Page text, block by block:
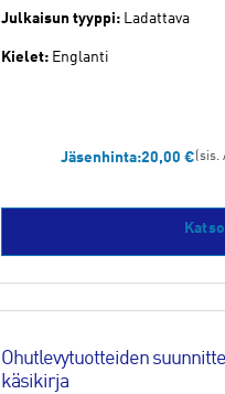
Julkaisun tyyppi: Ladattava
Kielet: Englanti
Jäsenhinta:20,00 €(sis.
Ohutlevytuotteiden
käsikirja